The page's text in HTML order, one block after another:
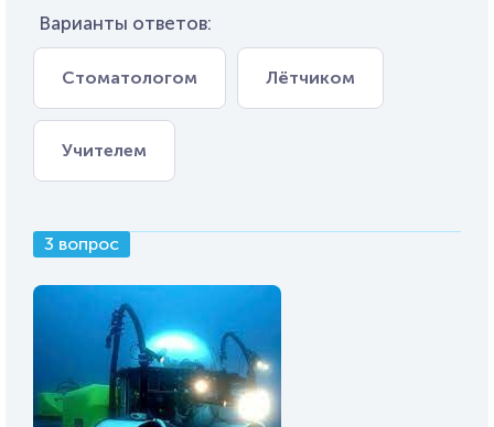
Варианты ответов:
Стоматологом Лётчиком
Учителем
3 вопрос